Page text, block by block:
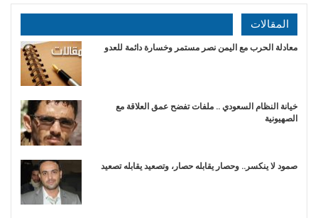
المقالات
​معادلة الحرب مع اليمن نصر مستمر وخسارة دائمة للعدو
خيانة النظام السعودي .. ملفات تفضح عمق العلاقة مع
الصهيونية
صمود لا ينكسر.. وحصار يقابله حصار، وتصعيد يقابله تصعيد